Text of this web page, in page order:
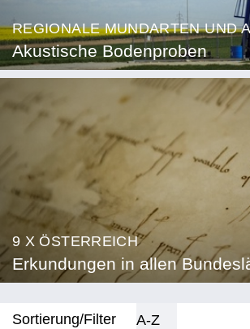
REGIONALE MUNDARTEN UND
Akustische Bodenproben
9 X ÖSTERREICH
Erkundungen in allen
Sortierung/Filter
A-Z